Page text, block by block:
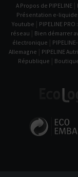
A Propos de PIPELINE |
Présentation e-
Youtube | PIPELINE
réseau | Bien démarrer
électronique |
Allemagne | PIPELINE
République |